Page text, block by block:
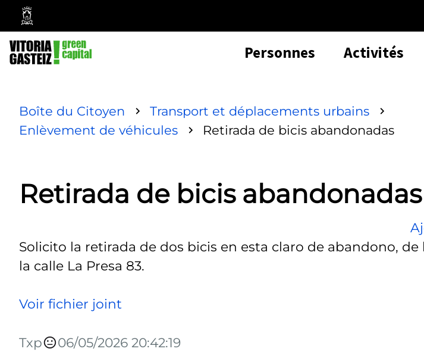
Mairie
de
Vitoria-
Gasteiz
Personnes Activités
Boîte du Citoyen
Transport et déplacements urbains
Enlèvement de véhicules
Retirada de bicis abandonadas
Retirada de bicis abandonadas
Solicito la retirada de dos bicis en esta claro de abandono, de
la calle La Presa 83.
Voir fichier joint
Txp 06/05/2026 20:42:19